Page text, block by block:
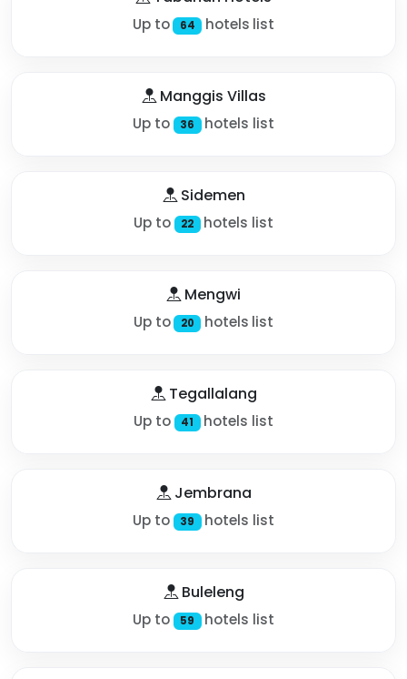
Up to 64 hotels list
Manggis Villas
Up to 36 hotels list
Sidemen
Up to 22 hotels list
Mengwi
Up to 20 hotels list
Tegallalang
Up to 41 hotels list
Jembrana
Up to 39 hotels list
Buleleng
Up to 59 hotels list